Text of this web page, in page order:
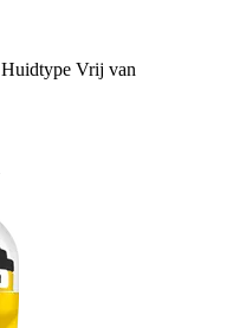
Huidtype Vrij van